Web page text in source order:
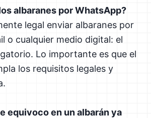
albaranes por WhatsApp?
legal enviar albaranes por
o cualquier medio digital: el
Lo importante es que el
los requisitos legales y
equivoco en un albarán ya